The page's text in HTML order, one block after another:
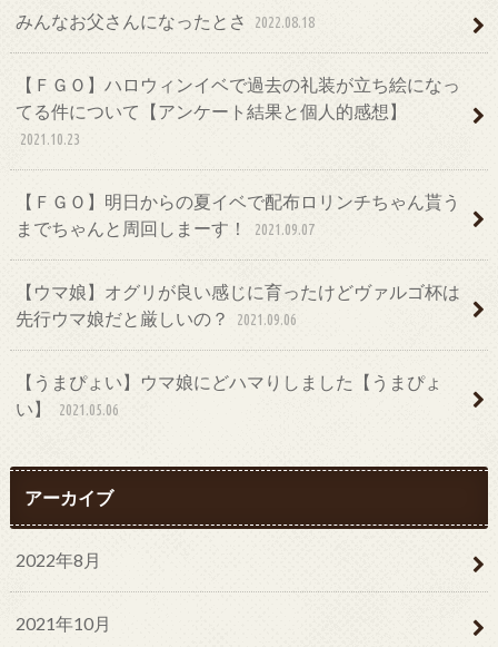
みんなお父さんになったとさ 2022.08.18
【ＦＧＯ】ハロウィンイベで過去の礼装が立ち絵になっ
てる件について【アンケート結果と個人的感想】
2021.10.23
【ＦＧＯ】明日からの夏イベで配布ロリンチちゃん貰う
までちゃんと周回しまーす！
2021.09.07
【ウマ娘】オグリが良い感じに育ったけどヴァルゴ杯は
先行ウマ娘だと厳しいの？
2021.09.06
【うまぴょい】ウマ娘にどハマりしました【うまぴょ
い】
2021.05.06
アーカイブ
2022年8月
2021年10月